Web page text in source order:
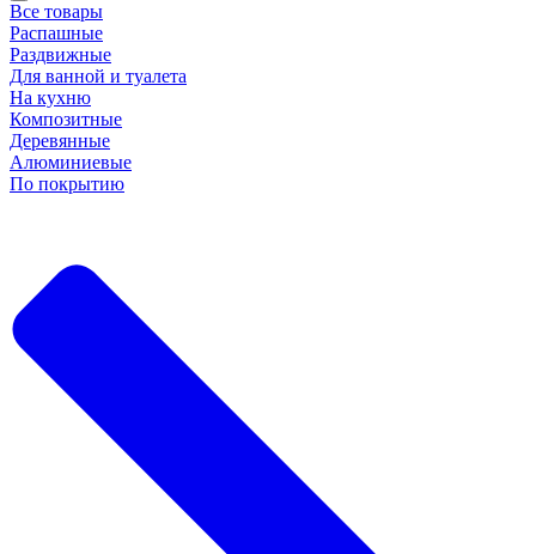
Все товары
Распашные
Раздвижные
Для ванной и туалета
На кухню
Композитные
Деревянные
Алюминиевые
По покрытию